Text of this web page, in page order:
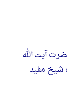
آیت الله
شیخ مفید